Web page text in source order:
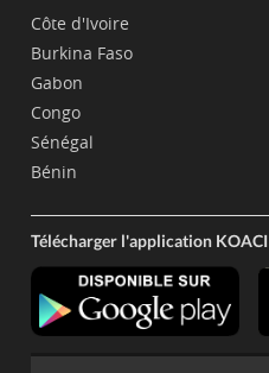
Côte d'Ivoire
Burkina Faso
Gabon
Congo
Sénégal
Bénin
Télécharger l'application KOACI